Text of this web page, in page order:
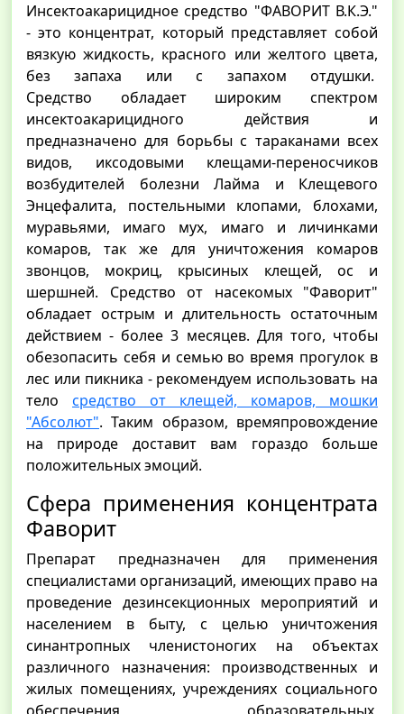
Инсектоакарицидное средство "ФАВОРИТ В.К.Э."
- это концентрат, который представляет собой
вязкую жидкость, красного или желтого цвета,
без запаха или с запахом отдушки.
Средство обладает широким спектром
инсектоакарицидного действия и
предназначено для борьбы с тараканами всех
видов, иксодовыми клещами-переносчиков
возбудителей болезни Лайма и Клещевого
Энцефалита, постельными клопами, блохами,
муравьями, имаго мух, имаго и личинками
комаров, так же для уничтожения комаров
звонцов, мокриц, крысиных клещей, ос и
шершней. Средство от насекомых "Фаворит"
обладает острым и длительность остаточным
действием - более 3 месяцев. Для того, чтобы
обезопасить себя и семью во время прогулок в
лес или пикника - рекомендуем использовать на
тело средство от клещей, комаров, мошки
"Абсолют". Таким образом, времяпровождение
на природе доставит вам гораздо больше
положительных эмоций.
Сфера применения концентрата
Фаворит
Препарат предназначен для применения
специалистами организаций, имеющих право на
проведение дезинсекционных мероприятий и
населением в быту, с целью уничтожения
синантропных членистоногих на объектах
различного назначения: производственных и
жилых помещениях, учреждениях социального